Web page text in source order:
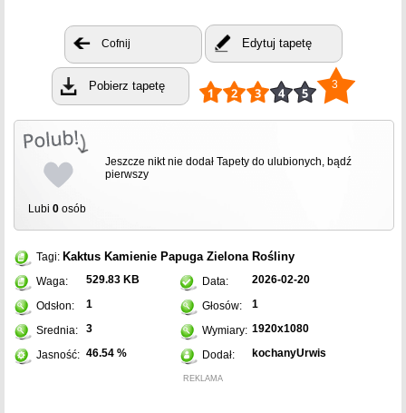
Cofnij Edytuj tapetę
Pobierz tapetę 3
Lubi 0 osób
Jeszcze nikt nie dodał Tapety do ulubionych, bądź
pierwszy
Tagi: Kaktus Kamienie Papuga Zielona Rośliny
Waga: 529.83 KB Data: 2026-02-20
Odsłon: 1 Głosów: 1
Srednia: 3 Wymiary: 1920x1080
Jasność: 46.54 % Dodał: kochanyUrwis
REKLAMA